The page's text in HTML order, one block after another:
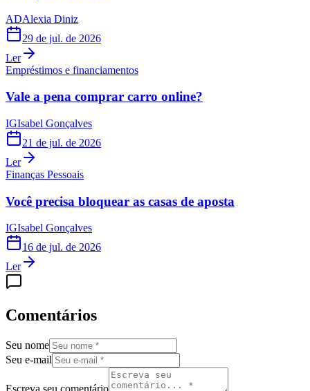
ADAlexia Diniz
29 de jul. de 2026
Ler
Empréstimos e financiamentos
Vale a pena comprar carro online?
IGIsabel Gonçalves
21 de jul. de 2026
Ler
Finanças Pessoais
Você precisa bloquear as casas de aposta
IGIsabel Gonçalves
16 de jul. de 2026
Ler
Comentários
Seu nome
Seu e-mail